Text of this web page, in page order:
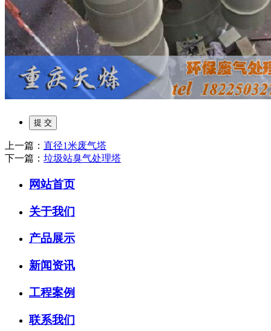
上一篇： 直径1米废气塔
下一篇： 垃圾站臭气处理塔
网站首页
关于我们
产品展示
新闻资讯
工程案例
联系我们